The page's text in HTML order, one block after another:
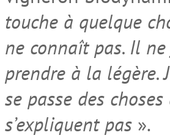
touche à quelque
ne connaît pas. Il
prendre à la légère.
se passe des
s’expliquent pas ».